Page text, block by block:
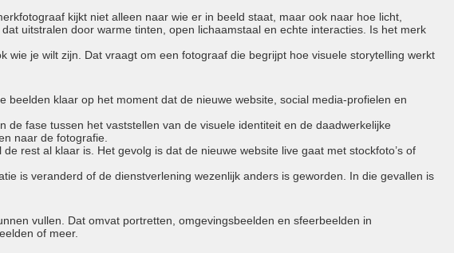
kijkt niet alleen naar wie er in beeld staat, maar ook naar hoe licht,
uitstralen door warme tinten, open lichaamstaal en echte interacties. Is het merk
je wilt zijn. Dat vraagt om een fotograaf die begrijpt hoe visuele storytelling werkt
klaar op het moment dat de nieuwe website, social media-profielen en
fase tussen het vaststellen van de visuele identiteit en de daadwerkelijke
naar de fotografie.
rest al klaar is. Het gevolg is dat de nieuwe website live gaat met stockfoto’s of
is veranderd of de dienstverlening wezenlijk anders is geworden. In die gevallen is
vullen. Dat omvat portretten, omgevingsbeelden en sfeerbeelden in
of meer.